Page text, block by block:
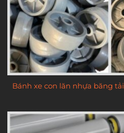
Bánh xe con lăn nhựa băng tải